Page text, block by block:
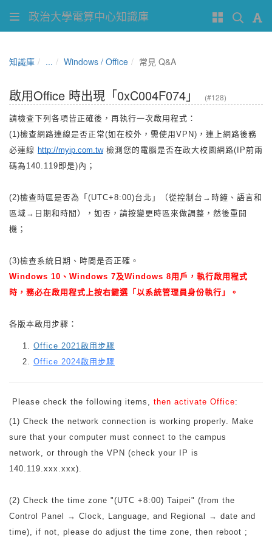
政治大學電算中心知識庫
知識庫 ... Windows / Office 常見 Q&A
啟用Office 時出現「0xC004F074」 (#128)
請檢查下列各項皆正確後，再執行一次啟用程式：
(1)檢查網路連線是否正常(如在校外，需使用VPN)，連上網路後務
必連線 http://myip.com.tw檢測您的電腦是否在政大校園網路(IP前兩
碼為140.119即是)內；
(2)檢查時區是否為「(UTC+8:00)台北」（從控制台→時鐘、語言和
區域→日期和時間），如否，請按變更時區來做調整，然後重開
機；
(3)檢查系統日期、時間是否正確。
Windows 10、Windows 7及Windows 8用戶，執行啟用程式
時，務必在啟用程式上按右鍵選「以系統管理員身份執行」。
各版本啟用步驟：
Office 2021啟用步驟
Office 2024啟用步驟
Please check the following items, then activate Office:
(1) Check the network connection is working properly. Make
sure that your computer must connect to the campus
network, or through the VPN (check your IP is
140.119.xxx.xxx).
(2) Check the time zone "(UTC +8:00) Taipei" (from the
Control Panel → Clock, Language, and Regional → date and
time), if not, please do adjust the time zone, then reboot ;